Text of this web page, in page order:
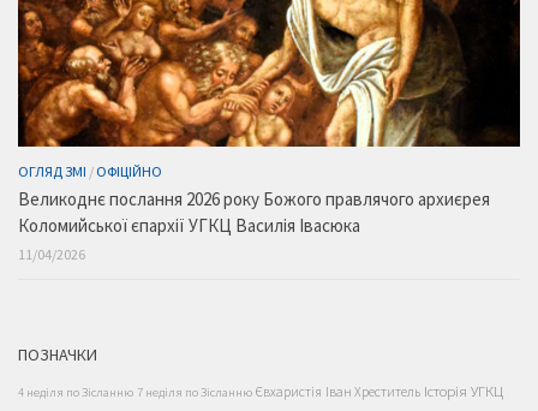
ОГЛЯД ЗМІ / ОФІЦІЙНО
Великоднє послання 2026 року Божого правлячого архиєрея
Коломийської єпархії УГКЦ Василія Івасюка
11/04/2026
ПОЗНАЧКИ
4 неділя по Зісланню 7 неділя по Зісланню Євхаристія Іван Хреститель Історія УГКЦ